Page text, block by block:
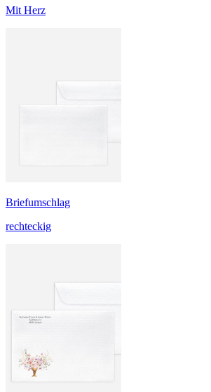
Mit Herz
Briefumschlag
rechteckig